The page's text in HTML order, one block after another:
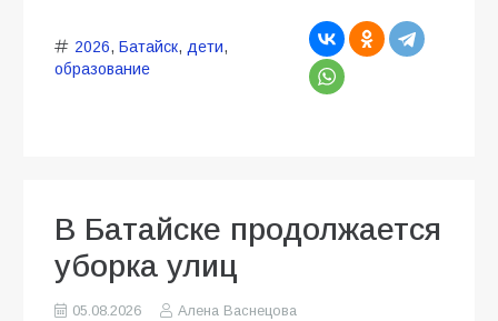
2026, Батайск, дети,
образование
В Батайске продолжается
уборка улиц
05.08.2026
Алена Васнецова